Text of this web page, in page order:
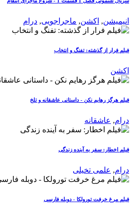
انیمیشن, اکشن, ماجراجویی, درام
فیلم فرار از گذشته: تفنگ و انتخاب
اکشن
فیلم هرگز رهایم نکن - داستانی عاشقانه و تلخ
درام, عاشقانه
فیلم اخطار: سفر به آینده زندگی
درام, علمی تخیلی
فیلم مرغ خرفت تورولکا - دوبله فارسی